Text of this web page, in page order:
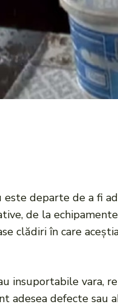
departe de a fi
de la
clădiri în care
insuportabile vara,
defecte sau